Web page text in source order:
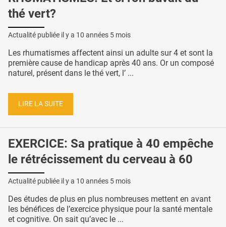
thé vert?
Actualité publiée il y a 10 années 5 mois
Les rhumatismes affectent ainsi un adulte sur 4 et sont la
première cause de handicap après 40 ans. Or un composé
naturel, présent dans le thé vert, l’ ...
LIRE LA SUITE
EXERCICE: Sa pratique à 40 empêche
le rétrécissement du cerveau à 60
Actualité publiée il y a 10 années 5 mois
Des études de plus en plus nombreuses mettent en avant
les bénéfices de l’exercice physique pour la santé mentale
et cognitive. On sait qu’avec le ...